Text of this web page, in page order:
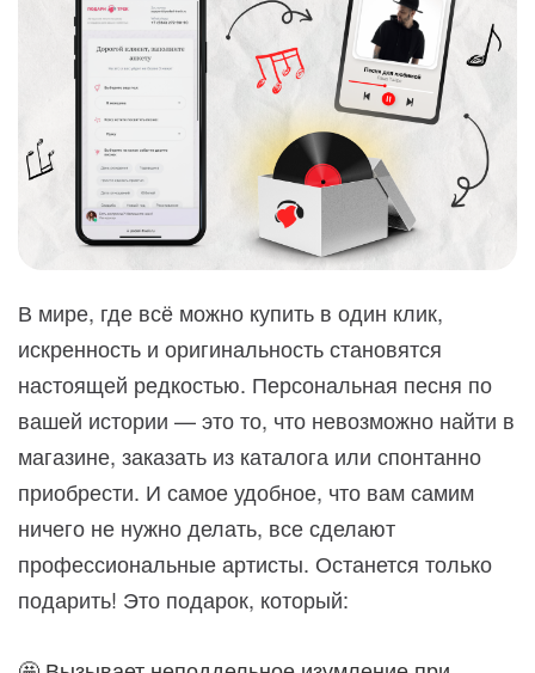
В мире, где всё можно купить в один клик,
искренность и оригинальность становятся
настоящей редкостью. Персональная песня по
вашей истории — это то, что невозможно найти в
магазине, заказать из каталога или спонтанно
приобрести. И самое удобное, что вам самим
ничего не нужно делать, все сделают
профессиональные артисты. Останется только
подарить! Это подарок, который: